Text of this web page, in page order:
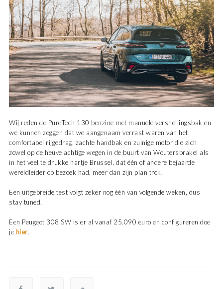
Wij reden de PureTech 130 benzine met manuele versnellingsbak en
we kunnen zeggen dat we aangenaam verrast waren van het
comfortabel rijgedrag, zachte handbak en zuinige motor die zich
zowel op de heuvelachtige wegen in de buurt van Woutersbrakel als
in het veel te drukke hartje Brussel, dat één of andere bejaarde
wereldleider op bezoek had, meer dan zijn plan trok.
Een uitgebreide test volgt zeker nog één van volgende weken, dus
stay tuned.
Een Peugeot 308 SW is er al vanaf 25.090 euro en configureren doe
je hier.